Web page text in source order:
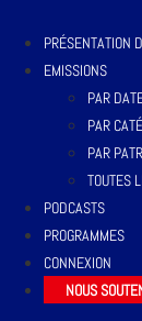
PRÉSENTATION
EMISSIONS
PAR
PAR
PAR
TOUTES
PODCASTS
PROGRAMMES
CONNEXION
NOUS